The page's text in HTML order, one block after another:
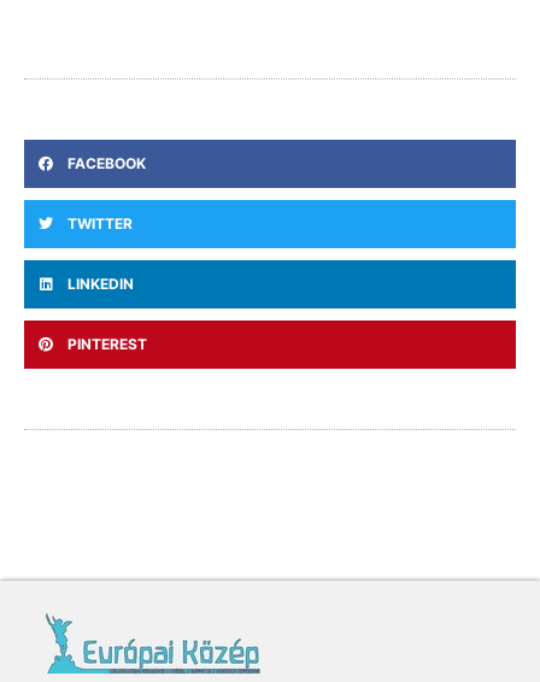
FACEBOOK
TWITTER
LINKEDIN
PINTEREST